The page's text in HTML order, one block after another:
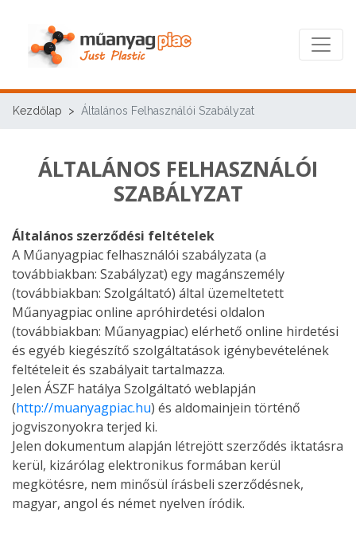
Kezdőlap Általános Felhasználói Szabályzat
ÁLTALÁNOS FELHASZNÁLÓI
SZABÁLYZAT
Általános szerződési feltételek
A Műanyagpiac felhasználói szabályzata (a
továbbiakban: Szabályzat) egy magánszemély
(továbbiakban: Szolgáltató) által üzemeltetett
Műanyagpiac online apróhirdetési oldalon
(továbbiakban: Műanyagpiac) elérhető online hirdetési
és egyéb kiegészítő szolgáltatások igénybevételének
feltételeit és szabályait tartalmazza.
Jelen ÁSZF hatálya Szolgáltató weblapján
(http://muanyagpiac.hu) és aldomainjein történő
jogviszonyokra terjed ki.
Jelen dokumentum alapján létrejött szerződés iktatásra
kerül, kizárólag elektronikus formában kerül
megkötésre, nem minősül írásbeli szerződésnek,
magyar, angol és német nyelven íródik.